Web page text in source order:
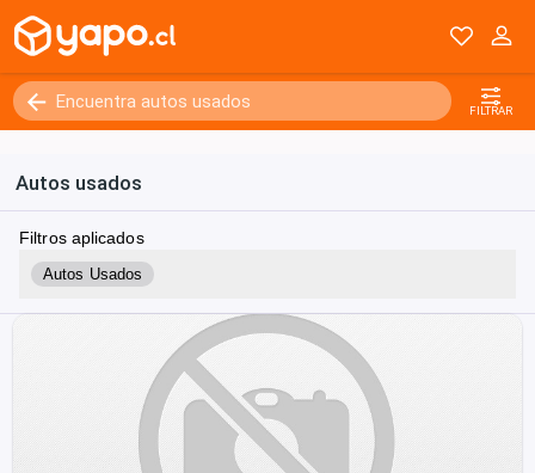
FILTRAR
Autos usados
Filtros aplicados
Autos Usados